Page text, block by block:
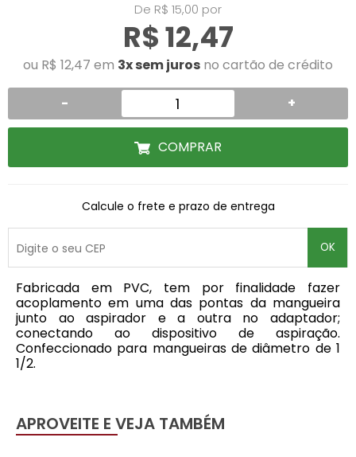
De R$ 15,00 por
R$ 12,47
ou R$ 12,47 em 3x sem juros no cartão de crédito
- +
COMPRAR
Calcule o frete e prazo de entrega
OK
Fabricada em PVC, tem por finalidade fazer
acoplamento em uma das pontas da mangueira
junto ao aspirador e a outra no adaptador;
conectando ao dispositivo de aspiração.
Confeccionado para mangueiras de diâmetro de 1
1/2.
APROVEITE E VEJA TAMBÉM